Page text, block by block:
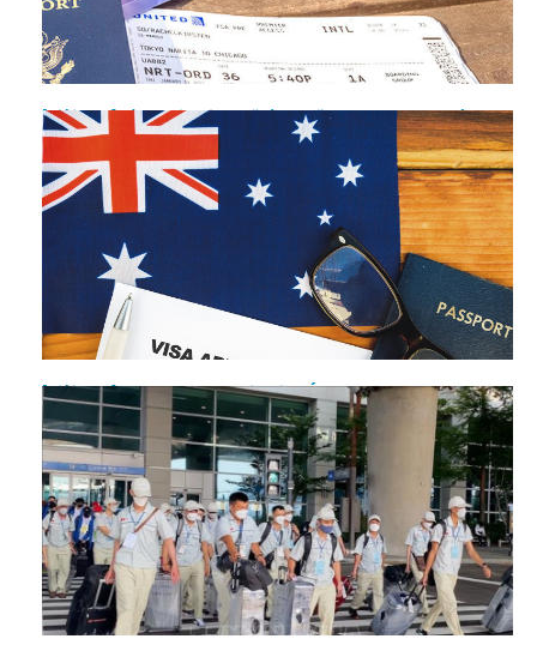
[Giải đáp] Hồ sơ xin Visa Mỹ cần những gì? - Tham khảo
ngay
[Giải đáp] Danh sách đen xin Visa Úc có được không?